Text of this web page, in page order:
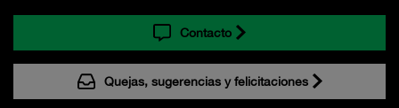
Contacto
Quejas, sugerencias y felicitaciones